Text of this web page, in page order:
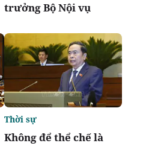
trưởng Bộ Nội vụ
Không để thể chế là
Thời sự